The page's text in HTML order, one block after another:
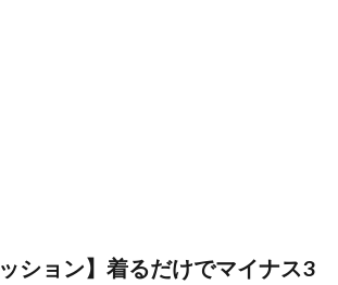
ション】着るだけでマイナス3